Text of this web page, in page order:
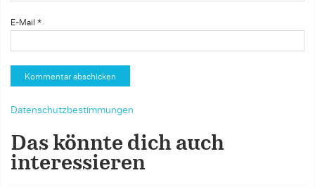
E-Mail *
Datenschutzbestimmungen
Das könnte dich auch
interessieren